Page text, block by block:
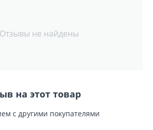
Отзывы не найдены
на этот товар
с другими покупателями